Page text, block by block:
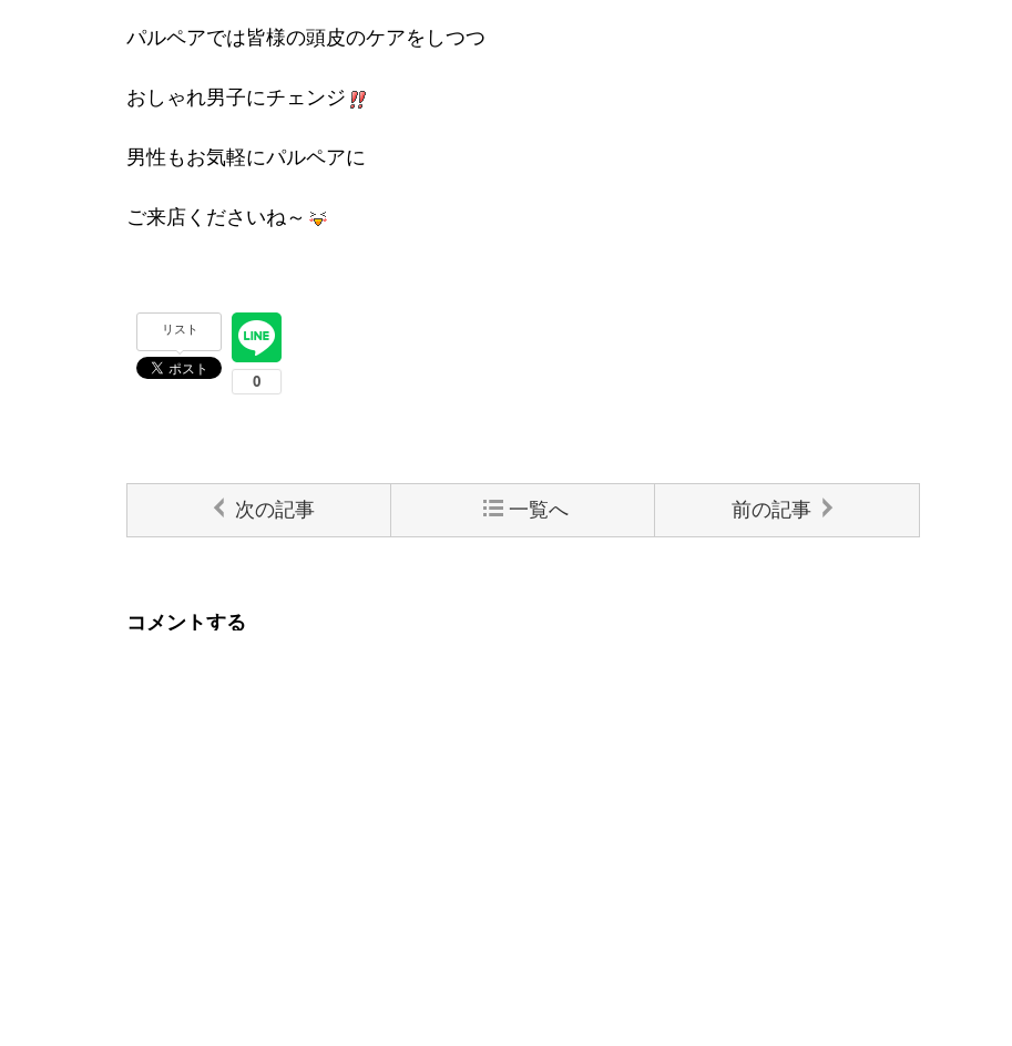
パルペアでは皆様の頭皮のケアをしつつ
おしゃれ男子にチェンジ
男性もお気軽にパルペアに
ご来店くださいね～
リスト
次の記事 一覧へ 前の記事
コメントする